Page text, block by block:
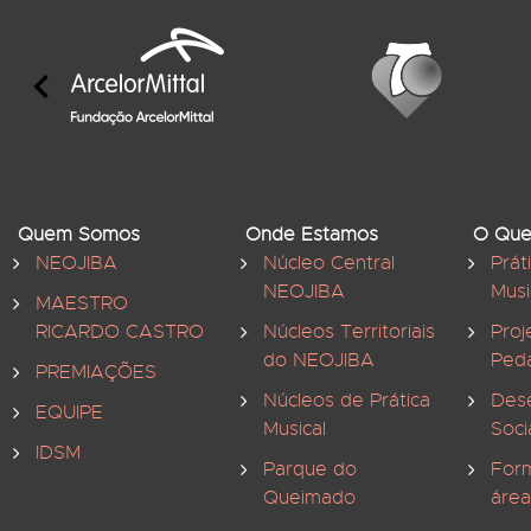
Quem Somos
NEOJIBA
MAESTRO
RICARDO CASTRO
PREMIAÇÕES
EQUIPE
IDSM
Onde Estamos
Núcleo Central
NEOJIBA
Núcleos Territoriais
do NEOJIBA
Núcleos de Prática
Musical
Parque do
Queimado
O